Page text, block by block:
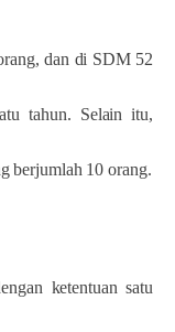
dan di SDM 52
tahun. Selain itu,
berjumlah 10 orang.
ketentuan satu